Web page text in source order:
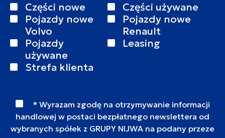
Części nowe
Części używane
Pojazdy nowe
Volvo
Pojazdy nowe
Renault
Pojazdy
używane
Leasing
Strefa klienta
* Wyrazam zgodę na otrzymywanie informacji
handlowej w postaci bezpłatnego newslettera od
wybranych spółek z GRUPY NIJWA na podany przeze